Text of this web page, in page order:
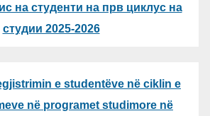
на студенти на прв циклус на
студии 2025-2026
e studentëve në ciklin e
në programet studimore në